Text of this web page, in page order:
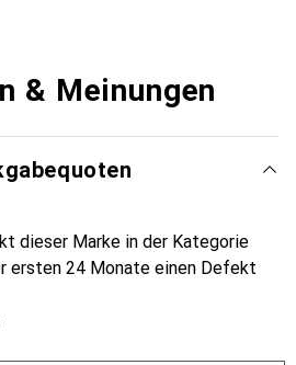
& Meinungen
dieser Marke in der Kategorie
ersten 24 Monate einen Defekt